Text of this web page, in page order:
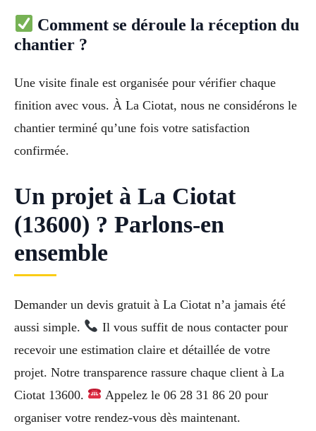
Comment se déroule la réception du
chantier ?
Une visite finale est organisée pour vérifier chaque
finition avec vous. À La Ciotat, nous ne considérons le
chantier terminé qu’une fois votre satisfaction
confirmée.
Un projet à La Ciotat
(13600) ? Parlons-en
ensemble
Demander un devis gratuit à La Ciotat n’a jamais été
aussi simple.
Il vous suffit de nous contacter pour
recevoir une estimation claire et détaillée de votre
projet. Notre transparence rassure chaque client à La
Ciotat 13600.
Appelez le 06 28 31 86 20 pour
organiser votre rendez-vous dès maintenant.